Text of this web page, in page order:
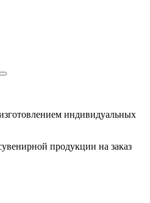
индивидуальных
продукции на заказ